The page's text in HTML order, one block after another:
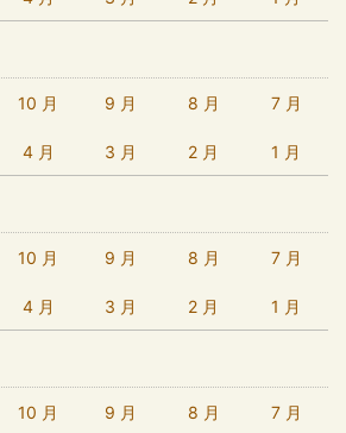
10 月 9 月 8 月 7 月
4 月 3 月 2 月 1 月
10 月 9 月 8 月 7 月
4 月 3 月 2 月 1 月
10 月 9 月 8 月 7 月